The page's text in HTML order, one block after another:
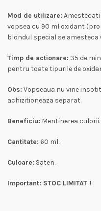
Mod de utilizare:
vopsea cu 90 ml oxidant
blondul special se amesteca
Timp de actionare: 35 de
pentru toate tipurile de
Obs: Vopseaua nu vine
achizitioneaza separat.
Beneficiu: Mentinerea culorii.
Cantitate: 60 ml.
Culoare: Saten.
Important: STOC LIMITAT !